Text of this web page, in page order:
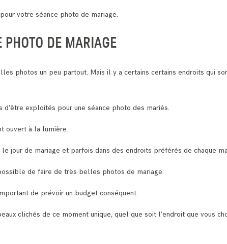
votre séance photo de mariage.
PHOTO DE MARIAGE
photos un peu partout. Mais il y a certains certains endroits qui
exploités pour une séance photo des mariés.
ouvert à la lumière.
jour de mariage et parfois dans des endroits préférés de chaque
de faire de très belles photos de mariage.
de prévoir un budget conséquent.
clichés de ce moment unique, quel que soit l’endroit que vous